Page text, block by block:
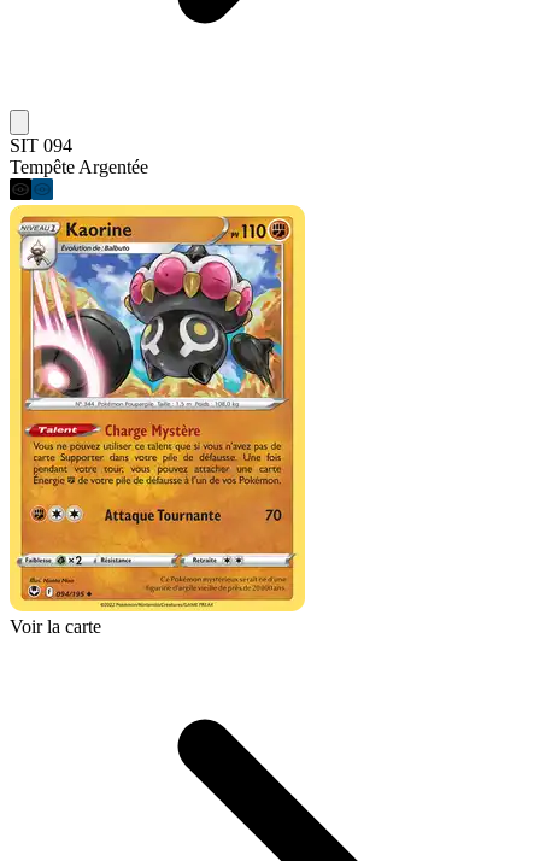
SIT 094
Tempête Argentée
Voir la carte